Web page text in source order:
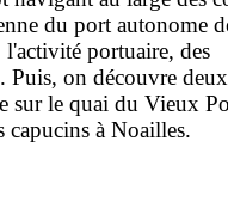
du port autonome
portuaire, des
Puis, on découvre deux
sur le quai du Vieux
à Noailles.